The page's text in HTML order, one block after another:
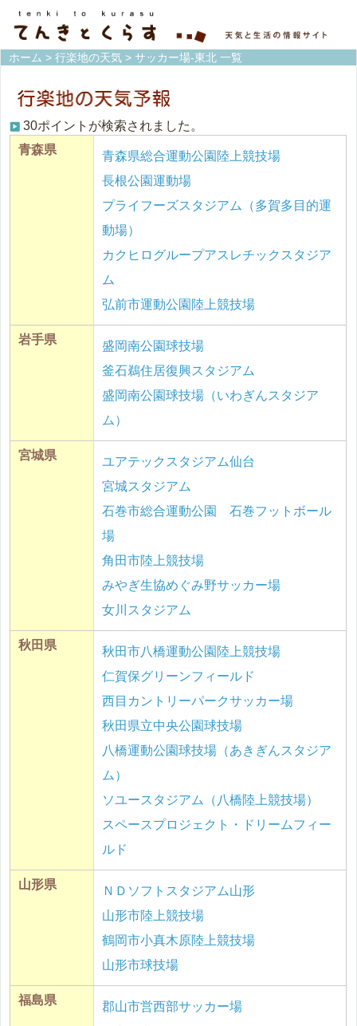
ホーム > 行楽地の天気 > サッカー場-東北 一覧
30ポイントが検索されました。
青森県
青森県総合運動公園陸上競技場
長根公園運動場
プライフーズスタジアム（多賀多目的運
動場）
カクヒログループアスレチックスタジア
ム
弘前市運動公園陸上競技場
岩手県
盛岡南公園球技場
釜石鵜住居復興スタジアム
盛岡南公園球技場（いわぎんスタジア
ム）
宮城県
ユアテックスタジアム仙台
宮城スタジアム
石巻市総合運動公園 石巻フットボール
場
角田市陸上競技場
みやぎ生協めぐみ野サッカー場
女川スタジアム
秋田県
秋田市八橋運動公園陸上競技場
仁賀保グリーンフィールド
西目カントリーパークサッカー場
秋田県立中央公園球技場
八橋運動公園球技場（あきぎんスタジア
ム）
ソユースタジアム（八橋陸上競技場）
スペースプロジェクト・ドリームフィー
ルド
山形県
ＮＤソフトスタジアム山形
山形市陸上競技場
鶴岡市小真木原陸上競技場
山形市球技場
福島県
郡山市営西部サッカー場